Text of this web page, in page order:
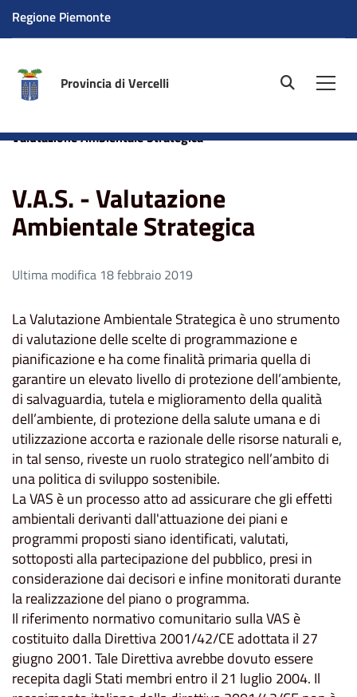
Regione Piemonte
Provincia di Vercelli site.searc
Valutazione Ambientale Strategica
V.A.S. - Valutazione
Ambientale Strategica
Ultima modifica 18 febbraio 2019
La Valutazione Ambientale Strategica è uno strumento
di valutazione delle scelte di programmazione e
pianificazione e ha come finalità primaria quella di
garantire un elevato livello di protezione dell’ambiente,
di salvaguardia, tutela e miglioramento della qualità
dell’ambiente, di protezione della salute umana e di
utilizzazione accorta e razionale delle risorse naturali e,
in tal senso, riveste un ruolo strategico nell’ambito di
una politica di sviluppo sostenibile.
La VAS è un processo atto ad assicurare che gli effetti
ambientali derivanti dall'attuazione dei piani e
programmi proposti siano identificati, valutati,
sottoposti alla partecipazione del pubblico, presi in
considerazione dai decisori e infine monitorati durante
la realizzazione del piano o programma.
Il riferimento normativo comunitario sulla VAS è
costituito dalla Direttiva 2001/42/CE adottata il 27
giugno 2001. Tale Direttiva avrebbe dovuto essere
recepita dagli Stati membri entro il 21 luglio 2004. Il